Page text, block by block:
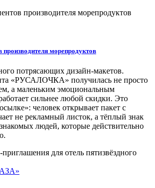
морепродуктов
потрясающих дизайн-макетов.
«РУСАЛОЧКА» получилась не просто
а маленьким эмоциональным
сильнее любой скидки. Это
человек открывает пакет с
не рекламный листок, а тёплый знак
людей, которые действительно